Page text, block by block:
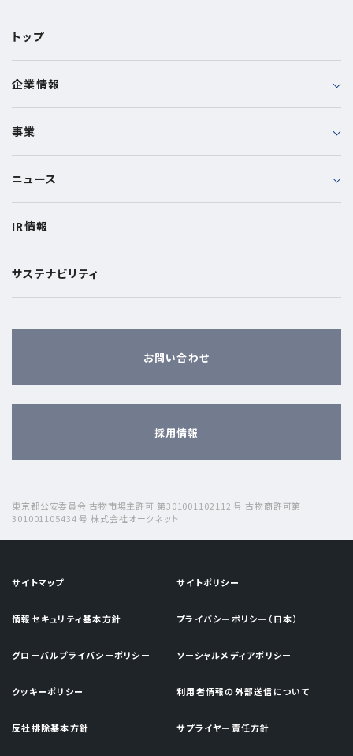
トップ
企業情報
事業
ニュース
IR情報
サステナビリティ
お問い合わせ
採用情報
東京都公安委員会 古物市場主許可 第301001102112 号 古物商許可第
301001105434 号 株式会社オークネット
サイトマップ サイトポリシー
情報セキュリティ基本方針 プライバシーポリシー（日本）
グローバルプライバシーポリシー ソーシャルメディアポリシー
クッキーポリシー 利用者情報の外部送信について
反社排除基本方針 サプライヤー責任方針